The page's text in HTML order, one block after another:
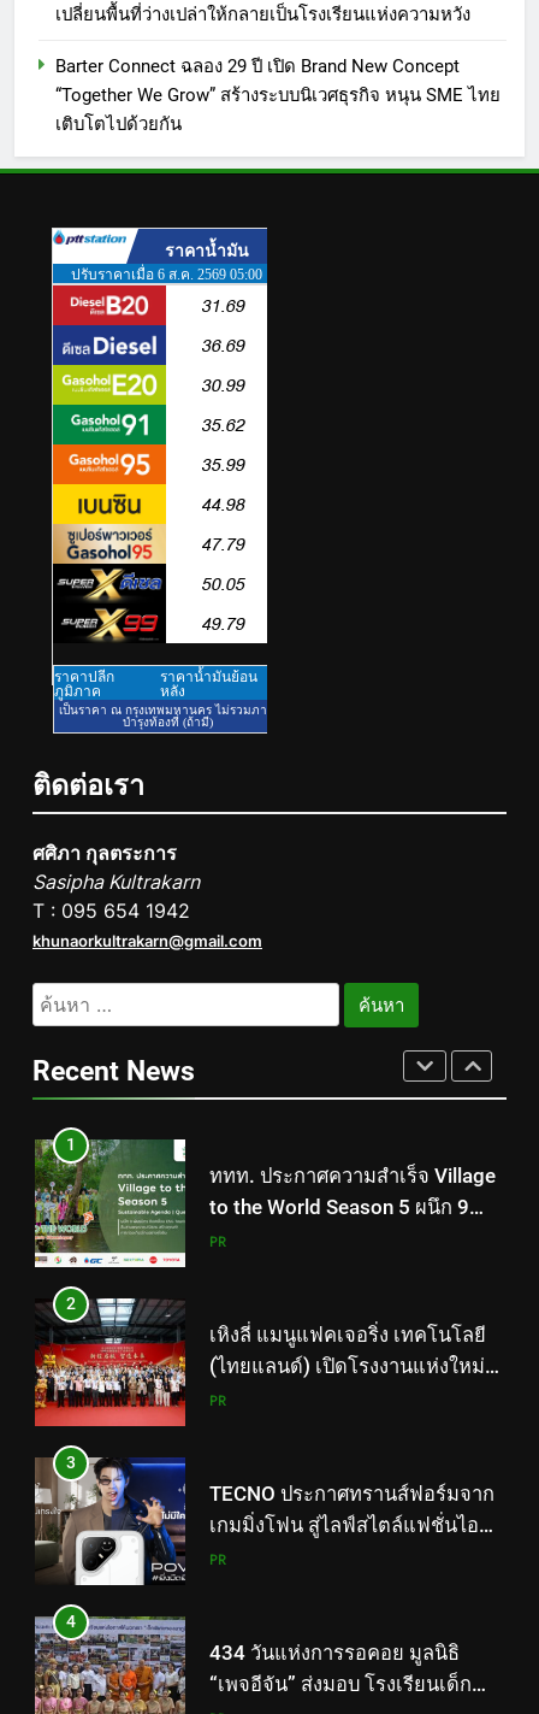
เปลี่ยนพื้นที่ว่างเปล่าให้กลายเป็นโรงเรียนแห่งความหวัง
Barter Connect ฉลอง 29 ปี เปิด Brand New Concept
“Together We Grow” สร้างระบบนิเวศธุรกิจ หนุน SME ไทย
เติบโตไปด้วยกัน
ติดต่อเรา
ศศิภา กุลตระการ
Sasipha Kultrakarn
T : 095 654 1942
khunaorkultrakarn@gmail.com
ค้นหา
สำหรับ:
Recent News
Barter Connect ฉลอง 29 ปี เปิด
หนุน SME ไทยเติบโตไปด้วยกัน
6
กงสุลใหญ่กิตติมศักดิ์ราชอาณา
จักรเลโซโท ผนึกกำลังภริยา “มา
Thailand ขยายฐานตลาดอินเดีย
ใต้–ศรีลังกา ผลักดันไทยสู่ Top of
Mind Destination และกระตุ้นการ
เดินทางของนักท่องเที่ยวในช่วง
8
สุภาพร เอ็ลเดรจ เข้ารับ
พระราชทานเข็มเชิดชูเกียรติสตรี
ไทยดีเด่น ประจำปี 2569 จาก
1
ททท. ประกาศความสำเร็จ Village
to the World Season 5 ผนึก 9
พันธมิตร ขับเคลื่อน ESG Tourism
PR
2
เหิงลี่ แมนูแฟคเจอริ่ง เทคโนโลยี
(ไทยแลนด์) เปิดโรงงานแห่งใหม่
ในชลบุรี เดินหน้าขยายฐานการ
PR
3
TECNO ประกาศทรานส์ฟอร์มจาก
เกมมิ่งโฟน สู่ไลฟ์สไตล์แฟชั่นไอ
เท็ม เสิร์ฟใหญ่ปักหมุดแลนมาร์ค
PR
4
434 วันแห่งการรอคอย มูลนิธิ
“เพจอีจัน” ส่งมอบ โรงเรียนเด็ก